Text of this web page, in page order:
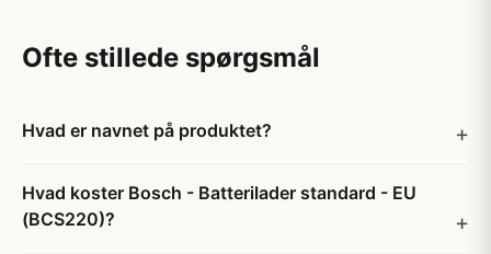
Ofte stillede spørgsmål
Hvad er navnet på produktet?
Hvad koster Bosch - Batterilader standard - EU
(BCS220)?